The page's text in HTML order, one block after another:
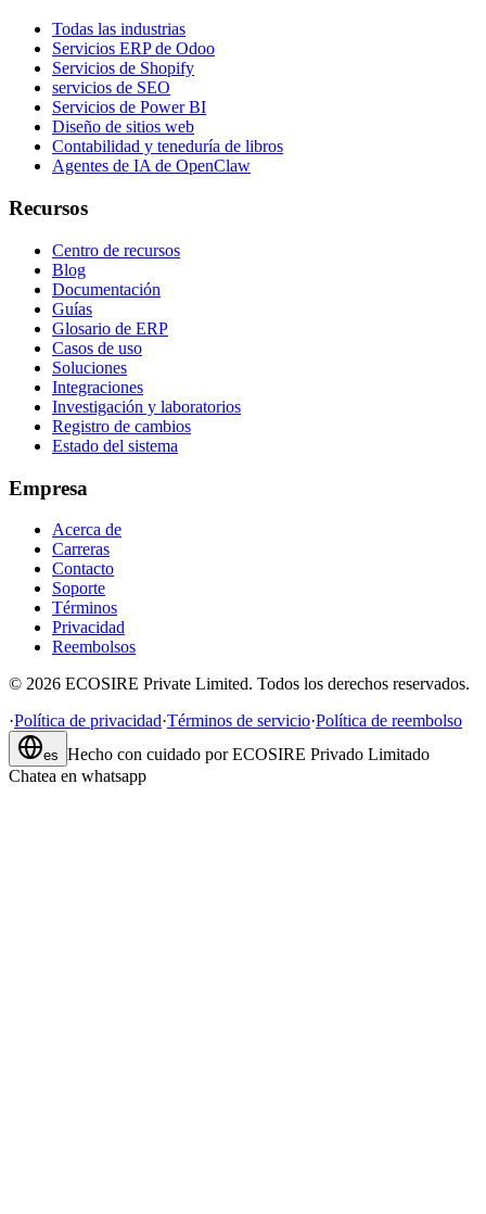
Todas las industrias
Servicios ERP de Odoo
Servicios de Shopify
servicios de SEO
Servicios de Power BI
Diseño de sitios web
Contabilidad y teneduría de libros
Agentes de IA de OpenClaw
Recursos
Centro de recursos
Blog
Documentación
Guías
Glosario de ERP
Casos de uso
Soluciones
Integraciones
Investigación y laboratorios
Registro de cambios
Estado del sistema
Empresa
Acerca de
Carreras
Contacto
Soporte
Términos
Privacidad
Reembolsos
© 2026 ECOSIRE Private Limited. Todos los derechos reservados.
·Política de privacidad·Términos de servicio·Política de reembolso
es Hecho con cuidado por ECOSIRE Privado Limitado
Chatea en whatsapp